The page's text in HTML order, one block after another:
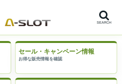
SEARCH
セール・キャンペーン情報